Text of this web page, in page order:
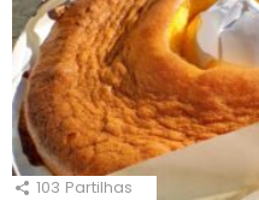
103 Partilhas